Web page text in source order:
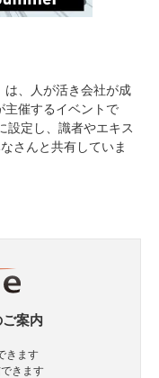
、人が活き会社が成
催するイベントで
設定し、識者やエキス
さんと共有していま
案内
きます
きます